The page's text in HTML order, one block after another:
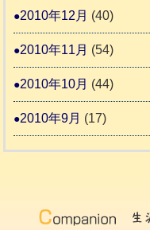
2010年12月 (40)
2010年11月 (54)
2010年10月 (44)
2010年9月 (17)